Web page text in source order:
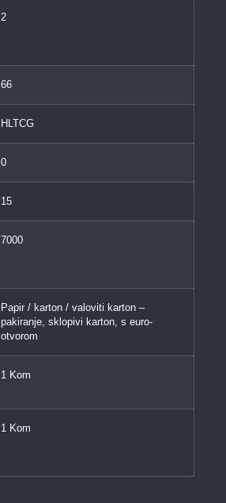
2
66
HLTCG
0
15
7000
Papir / karton / valoviti karton –
pakiranje, sklopivi karton, s euro-
otvorom
1 Kom
1 Kom